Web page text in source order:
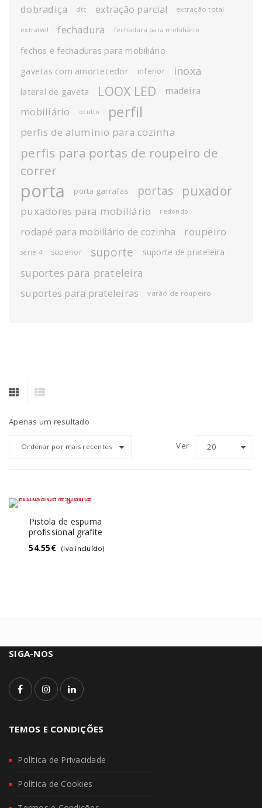
dobradiça dtc extração parcial extração total
extraível fechadura fechadura para mobiliário
fechos e fechaduras para mobiliário
gavetas com amortecedor
inferior inoxa
lateral de gaveta LOOX LED madeira
mobiliário oculto perfil
perfis de aluminio para cozinha
perfis para portas de roupeiro de
correr
porta porta garrafas portas puxador
puxadores para mobiliário redondo
rodapé para mobiliário de cozinha roupeiro
serie 4 superior suporte suporte de prateleira
suportes para prateleira
suportes para prateleiras varão de roupeiro
Apenas um resultado
Ordenar por mais recentes Ver 20
Pistola de espuma
profissional grafite
54.55€ (iva incluído)
SIGA-NOS
TEMOS E CONDIÇÕES
Política de Privacidade
Política de Cookies